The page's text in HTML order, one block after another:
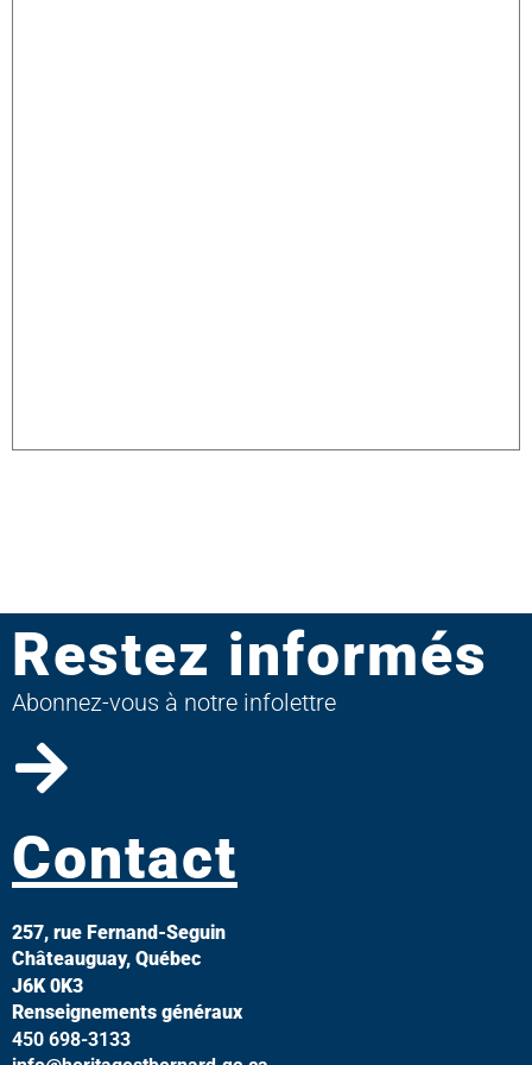
Restez informés
Abonnez-vous à notre infolettre
Contact
257, rue Fernand-Seguin
Châteauguay, Québec
J6K 0K3
Renseignements généraux
450 698-3133